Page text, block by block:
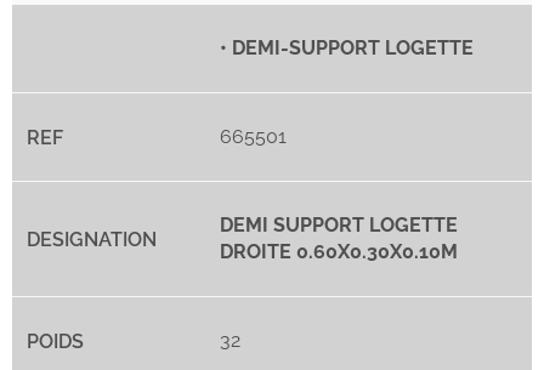
• DEMI-SUPPORT LOGETTE
665501
DEMI SUPPORT LOGETTE
DROITE 0.60X0.30X0.10M
32